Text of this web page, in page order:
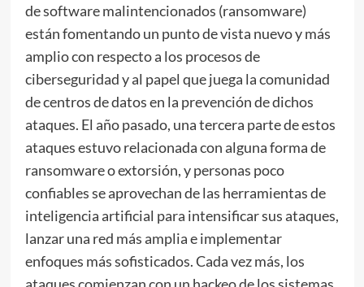
de software malintencionados (ransomware)
están fomentando un punto de vista nuevo y más
amplio con respecto a los procesos de
ciberseguridad y al papel que juega la comunidad
de centros de datos en la prevención de dichos
ataques. El año pasado, una tercera parte de estos
ataques estuvo relacionada con alguna forma de
ransomware o extorsión, y personas poco
confiables se aprovechan de las herramientas de
inteligencia artificial para intensificar sus ataques,
lanzar una red más amplia e implementar
enfoques más sofisticados. Cada vez más, los
ataques comienzan con un hackeo de los sistemas